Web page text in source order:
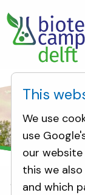
Nieuws
This
We use
use
our
this we
and which